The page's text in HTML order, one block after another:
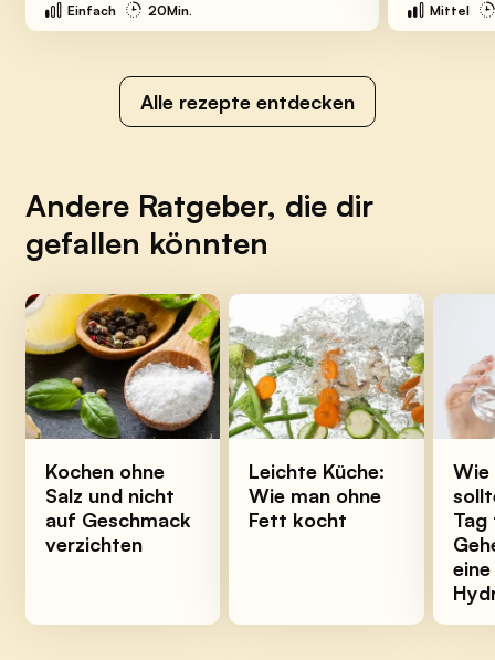
Einfach 20Min. Mittel
Alle rezepte entdecken
Andere Ratgeber, die dir
gefallen könnten
Kochen ohne
Salz und nicht
auf Geschmack
verzichten
Leichte Küche:
Wie man ohne
Fett kocht
Wie
Tag